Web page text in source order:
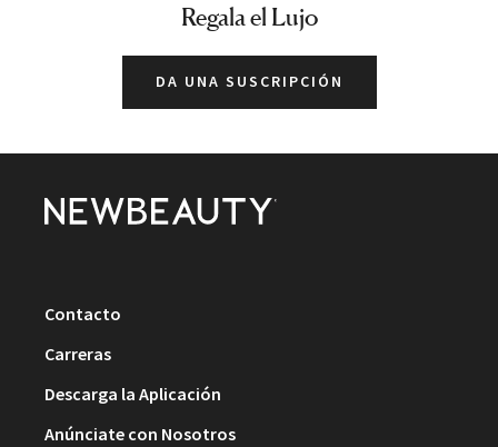
Regala el Lujo
DA UNA SUSCRIPCIÓN
Contacto
Carreras
Descarga la Aplicación
Anúnciate con Nosotros